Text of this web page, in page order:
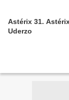
Astérix 31.
Uderzo